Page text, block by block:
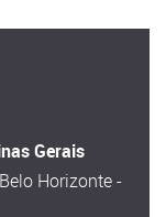
Gerais
Horizonte -